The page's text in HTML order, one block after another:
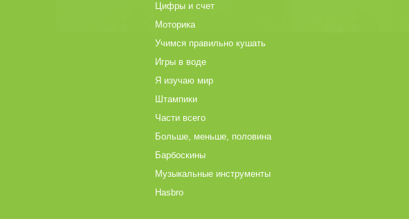
Цифры и счет
Моторика
Учимся правильно кушать
Игры в воде
Я изучаю мир
Штампики
Части всего
Больше, меньше, половина
Барбоскины
Музыкальные инструменты
Hasbro